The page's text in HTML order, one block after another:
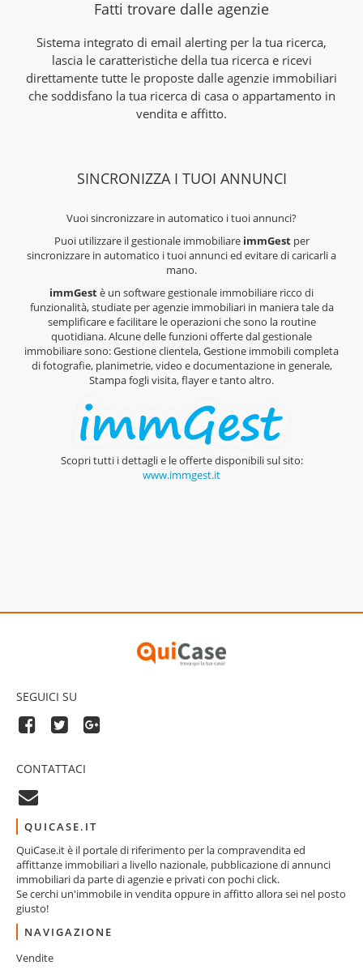
Fatti trovare dalle agenzie
Sistema integrato di email alerting per la tua ricerca,
lascia le caratteristiche della tua ricerca e ricevi
direttamente tutte le proposte dalle agenzie immobiliari
che soddisfano la tua ricerca di casa o appartamento in
vendita e affitto.
SINCRONIZZA I TUOI ANNUNCI
Vuoi sincronizzare in automatico i tuoi annunci?
Puoi utilizzare il gestionale immobiliare immGestper
sincronizzare in automatico i tuoi annunci ed evitare di caricarli a
mano.
immGestè un software gestionale immobiliare ricco di
funzionalità, studiate per agenzie immobiliari in maniera tale da
semplificare e facilitare le operazioni che sono la routine
quotidiana. Alcune delle funzioni offerte dal gestionale
immobiliare sono: Gestione clientela, Gestione immobili completa
di fotografie, planimetrie, video e documentazione in generale,
Stampa fogli visita, flayer e tanto altro.
Scopri tutti i dettagli e le offerte disponibili sul sito:
www.immgest.it
SEGUICI SU
CONTATTACI
QUICASE.IT
QuiCase.it è il portale di riferimento per la compravendita ed
affittanze immobiliari a livello nazionale, pubblicazione di annunci
immobiliari da parte di agenzie e privati con pochi click.
Se cerchi un'immobile in vendita oppure in affitto allora sei nel posto
giusto!
NAVIGAZIONE
Vendite